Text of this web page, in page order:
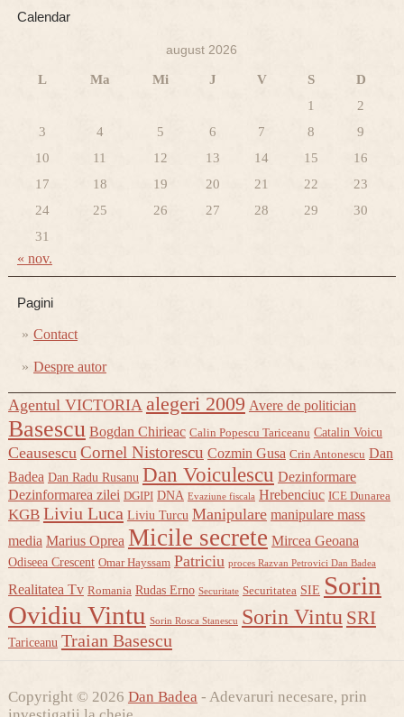
Calendar
august 2026
L Ma Mi J V S
D
1
2
3
4 5 6 7 8
9
10
11 12 13 14 15
16
17
18 19 20 21 22
23
24
25 26 27 28 29
30
31
« nov.
Pagini
Contact
Despre autor
Agentul VICTORIA alegeri 2009 Avere de politician
Basescu Bogdan Chirieac Calin Popescu Tariceanu Catalin Voicu
Ceausescu Cornel Nistorescu Cozmin Gusa Crin Antonescu Dan
Badea Dan Radu Rusanu Dan Voiculescu Dezinformare
Dezinformarea zilei DGIPI DNA Evaziune fiscala Hrebenciuc ICE Dunarea
KGB Liviu Luca Liviu Turcu Manipulare manipulare mass
media Marius Oprea Micile secrete Mircea Geoana
Odiseea Crescent Omar Hayssam Patriciu proces Razvan Petrovici Dan Badea
Realitatea Tv Romania Rudas Erno Securitate Securitatea SIE Sorin
Ovidiu Vintu Sorin Rosca Stanescu Sorin Vintu SRI
Tariceanu Traian Basescu
Copyright © 2026 Dan Badea - Adevaruri necesare, prin